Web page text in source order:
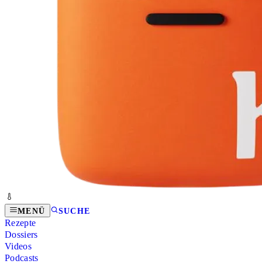
MENÜ SUCHE
Rezepte
Dossiers
Videos
Podcasts